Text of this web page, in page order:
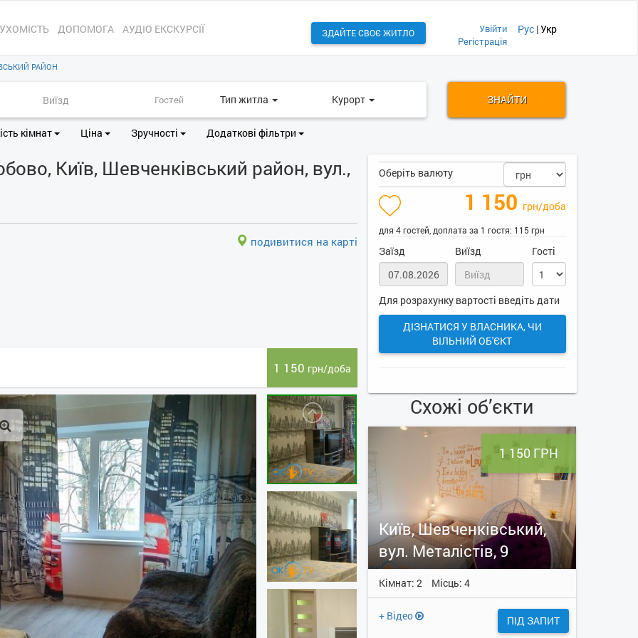
ДОПОМОГА АУДІО ЕКСКУРСІЇ ЗДАЙТЕ СВОЄ ЖИТЛО
Увійти
Регістрація
Рус |Укр
РАЙОН
Тип житла Курорт ЗНАЙТИ
кімнат Ціна Зручності Додаткові фільтри
Київ, Шевченківський район, вул.,
подивитися на карті
1 150 грн/доба
Оберіть валюту
1 150 грн/доба
для 4 гостей, доплата за 1 гостя: 115 грн
Заїзд Виїзд Гості
Для розрахунку вартості введіть дати
ДІЗНАТИСЯ У ВЛАСНИКА, ЧИ
ВІЛЬНИЙ ОБ'ЄКТ
Схожі об’єкти
1 150 ГРН
Київ, Шевченківський,
вул. Металістів, 9
Кімнат: 2 Місць: 4
+ Відео ПІД ЗАПИТ